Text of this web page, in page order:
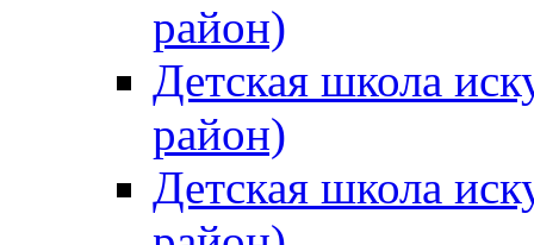
район)
Детская школа
район)
Детская школа